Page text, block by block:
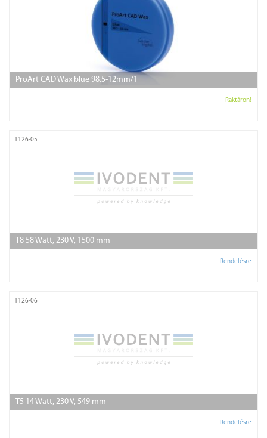
ProArt CAD Wax blue 98.5-12mm/1
Raktáron!
1126-05
T8 58 Watt, 230 V, 1500 mm
Rendelésre
1126-06
T5 14 Watt, 230 V, 549 mm
Rendelésre